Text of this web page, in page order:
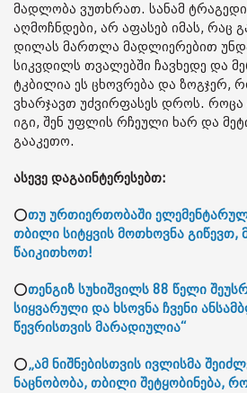
მადლობა ვუთხრათ. სანამ
აღმოჩნდები, არ აფასებ იმას, რაც
დილას მართლა მადლიერებით
სიკვდილს თვალებში ჩავხედე და
ტკბილია ეს ცხოვრება და ზოგჯერ,
ვხარჯავთ უძვირფასეს დროს. როცა
იგი, შენ უფლის რჩეული ხარ და
გააკეთო.
ასევე დაგაინტერესებთ:
⭕თუ ურთიერთობაში
თბილი სიტყვის მოთხოვნა გიწევთ,
წაიკითხოთ!
⭕თენგიზ სუხიშვილს 88 წელი
სიყვარული და ხსოვნა ჩვენი
წევრისთვის მარადიულია“
⭕„ამ ნიშნებისთვის ივლისმა
ნაცნობობა, თბილი შეტყობინება,